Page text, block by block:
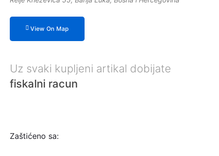
View On Map
Uz svaki kupljeni artikal dobijate
fiskalni racun
Zaštićeno sa: